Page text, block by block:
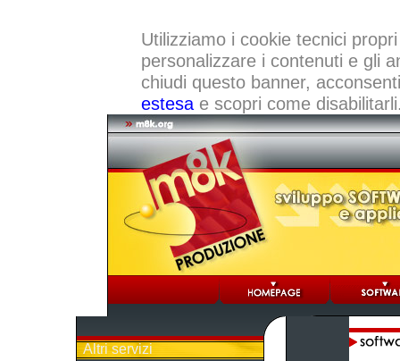
Utilizziamo i cookie tecnici
personalizzare i contenuti e gli
chiudi questo banner,
estesae scopri come
Altri servizi